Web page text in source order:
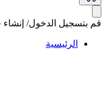
قم بتسجيل الدخول/
الرئيسية